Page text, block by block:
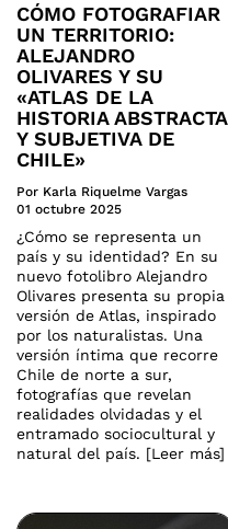
CÓMO FOTOGRAFIAR
UN TERRITORIO:
ALEJANDRO
OLIVARES Y SU
«ATLAS DE LA
HISTORIA ABSTRACTA
Y SUBJETIVA DE
CHILE»
Por Karla Riquelme Vargas
01 octubre 2025
¿Cómo se representa un
país y su identidad? En su
nuevo fotolibro Alejandro
Olivares presenta su propia
versión de Atlas, inspirado
por los naturalistas. Una
versión íntima que recorre
Chile de norte a sur,
fotografías que revelan
realidades olvidadas y el
entramado sociocultural y
natural del país. [Leer más]